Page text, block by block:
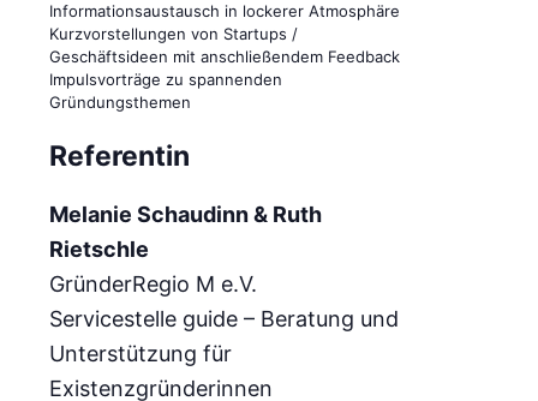
Informationsaustausch in lockerer Atmosphäre
Kurzvorstellungen von Startups /
Geschäftsideen mit anschließendem Feedback
Impulsvorträge zu spannenden
Gründungsthemen
Referentin
Melanie Schaudinn & Ruth
Rietschle
GründerRegio M e.V.
Servicestelle guide – Beratung und
Unterstützung für
Existenzgründerinnen